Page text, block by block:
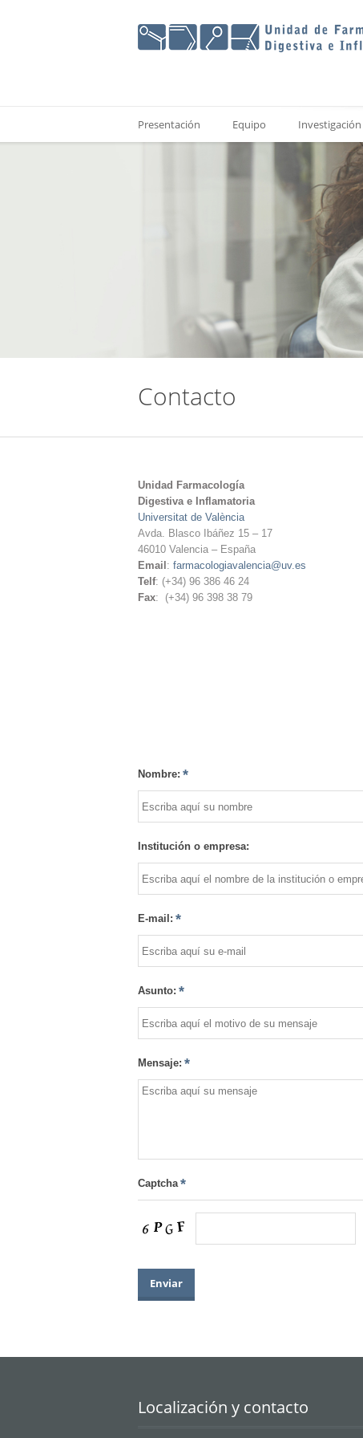
Presentación Equipo Investigación
Contacto
Unidad Farmacología
Digestiva e Inflamatoria
Universitat de València
Avda. Blasco Ibáñez 15 – 17
46010 Valencia – España
Email : farmacologiavalencia@uv.es
Telf: (+34) 96 386 46 24
Fax: (+34) 96 398 38 79
Nombre:
Institución o empresa:
E-mail:
Asunto:
Mensaje:
Captcha
Localización y contacto